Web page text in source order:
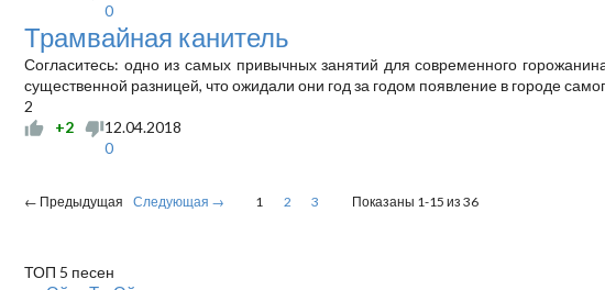
0
Трамвайная канитель
Согласитесь: одно из самых привычных занятий для современного
существенной разни­цей, что ожидали они год за годом появление в городе
2
+2
12.04.2018
0
← Предыдущая Следующая → 1 2 3 Показаны 1-15 из 36
ТОП 5 песен